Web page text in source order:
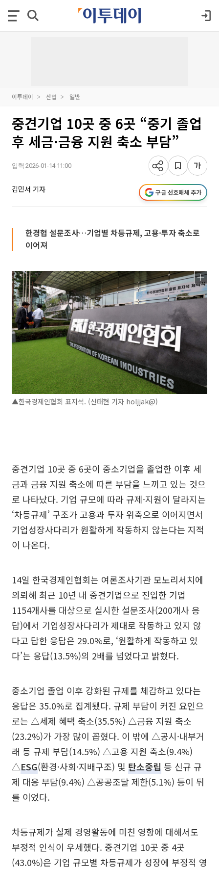
이투데이 산업 일반
중견기업 10곳 중 6곳 “중기 졸업
후 세금·금융 지원 축소 부담”
입력 2026-01-14 11:00
김민서 기자 구글 선호매체 추가
한경협 설문조사…기업별 차등규제, 고용·투자 축소로
이어져
▲한국경제인협회 표지석. (신태현 기자 holjjak@)
중견기업 10곳 중 6곳이 중소기업을 졸업한 이후 세
금과 금융 지원 축소에 따른 부담을 느끼고 있는 것으
로 나타났다. 기업 규모에 따라 규제·지원이 달라지는
‘차등규제’ 구조가 고용과 투자 위축으로 이어지면서
기업성장사다리가 원활하게 작동하지 않는다는 지적
이 나온다.
14일 한국경제인협회는 여론조사기관 모노리서치에
의뢰해 최근 10년 내 중견기업으로 진입한 기업
1154개사를 대상으로 실시한 설문조사(200개사 응
답)에서 기업성장사다리가 제대로 작동하고 있지 않
다고 답한 응답은 29.0%로, ‘원활하게 작동하고 있
다’는 응답(13.5%)의 2배를 넘었다고 밝혔다.
중소기업 졸업 이후 강화된 규제를 체감하고 있다는
응답은 35.0%로 집계됐다. 규제 부담이 커진 요인으
로는 △세제 혜택 축소(35.5%) △금융 지원 축소
(23.2%)가 가장 많이 꼽혔다. 이 밖에 △공시·내부거
래 등 규제 부담(14.5%) △고용 지원 축소(9.4%)
△ESG(환경·사회·지배구조) 및 탄소중립 등 신규 규
제 대응 부담(9.4%) △공공조달 제한(5.1%) 등이 뒤
를 이었다.
차등규제가 실제 경영활동에 미친 영향에 대해서도
부정적 인식이 우세했다. 중견기업 10곳 중 4곳
(43.0%)은 기업 규모별 차등규제가 성장에 부정적 영